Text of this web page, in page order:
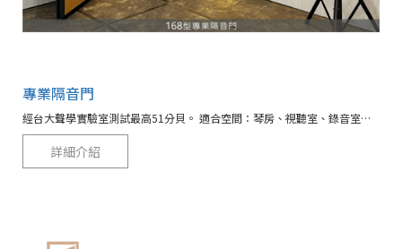
專業隔音門
經台大聲學實驗室測試最高51分貝。 適合空間：琴房、視聽室、錄音室、KTV室
詳細介紹